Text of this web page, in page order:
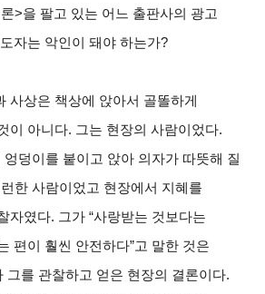
>을 팔고 있는 어느 출판사의 광고
자는 악인이 돼야 하는가?
사상은 책상에 앉아서 골똘하게
이 아니다. 그는 현장의 사람이었다.
엉덩이를 붙이고 앉아 의자가 따뜻해 질
한 사람이었고 현장에서 지혜를
자였다. 그가 “사랑받는 것보다는
편이 훨씬 안전하다”고 말한 것은
그를 관찰하고 얻은 현장의 결론이다.